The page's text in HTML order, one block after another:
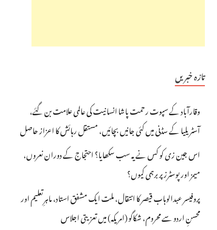
تازہ خبریں
وقارآباد کے سپوت رحمت پاشا انسانیت کی عالمی علامت بن گئے،
آسٹریلیا کے سڈنی میں کئی جانیں بچائیں، مستقل رہائش کا اعزاز حاصل
اس جین زی کو کس نے یہ سب سکھایا؟ احتجاج کے دوران نعروں،
میمز اور پوسٹرز پر برہمی کیوں؟
پروفیسر عبدالوہاب قیصر کا انتقال، ملت ایک مشفق استاد، ماہرِتعلیم اور
محسنِ اردو سے محروم، شکاگو (امریکہ) میں تعزیتی اجلاس